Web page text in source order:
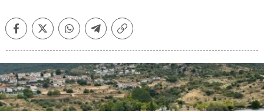
FacebookTwitterWhatsappTelegramCopiar